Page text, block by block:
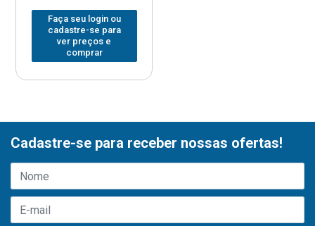
Faça seu login ou
cadastre-se para
ver preços e
comprar
Cadastre-se para receber nossas ofertas!